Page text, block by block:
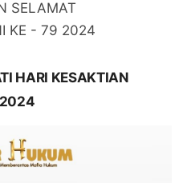
SELAMAT
KE - 79 2024
HARI KESAKTIAN
2024